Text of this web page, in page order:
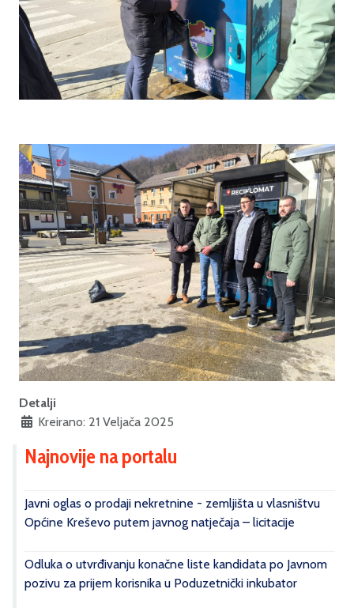
Detalji
Kreirano: 21 Veljača 2025
Najnovije na portalu
Javni oglas o prodaji nekretnine - zemljišta u vlasništvu
Općine Kreševo putem javnog natječaja – licitacije
Odluka o utvrđivanju konačne liste kandidata po Javnom
pozivu za prijem korisnika u Poduzetnički inkubator